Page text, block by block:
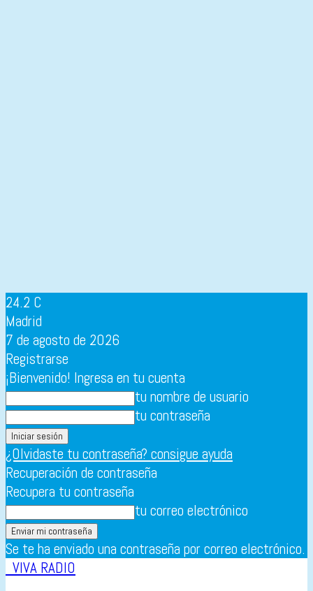
24.2 C
Madrid
7 de agosto de 2026
Registrarse
¡Bienvenido! Ingresa en tu cuenta
tu nombre de usuario
tu contraseña
¿Olvidaste tu contraseña? consigue ayuda
Recuperación de contraseña
Recupera tu contraseña
tu correo electrónico
Se te ha enviado una contraseña por correo electrónico.
VIVA RADIO